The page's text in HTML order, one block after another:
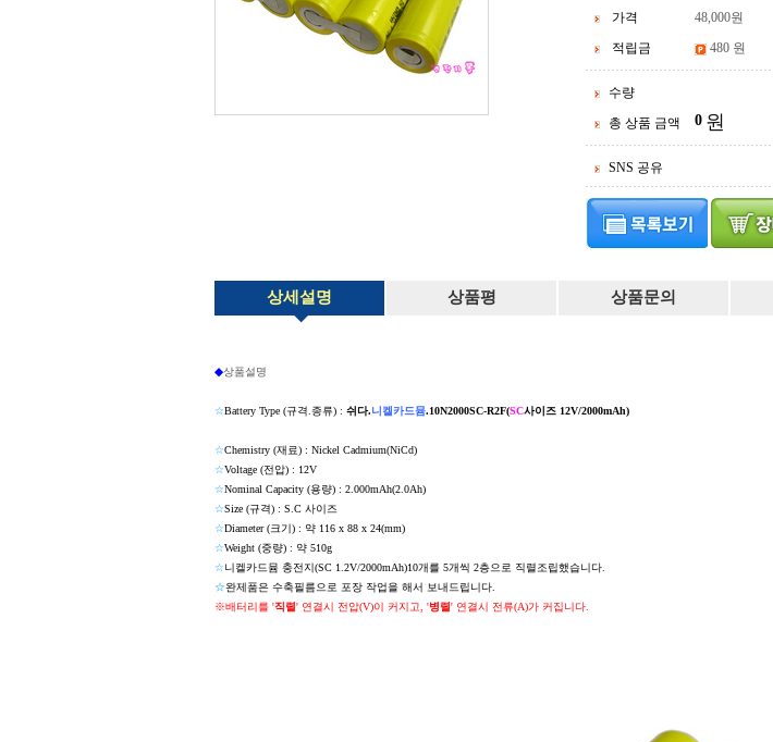
가격
48,000원
적립금
480 원
수량
총 상품 금액
0 원
SNS 공유
상세설명 상품평 상품문의
◆상품설명
☆Battery Type (규격.종류) : 쉬다.니켈카드뮴.10N2000SC-R2F(SC사이즈 12V/2000mAh)
☆Chemistry (재료) : Nickel Cadmium(NiCd)
☆Voltage (전압) : 12V
☆Nominal Capacity (용량) : 2.000mAh(2.0Ah)
☆Size (규격) : S.C 사이즈
☆Diameter (크기) : 약 116 x 88 x 24(mm)
☆Weight (중량) : 약 510g
☆니켈카드뮴 충전지(SC 1.2V/2000mAh)10개를 5개씩 2층으로 직렬조립했습니다.
☆완제품은 수축필름으로 포장 작업을 해서 보내드립니다.
※배터리를 '직렬' 연결시 전압(V)이 커지고, '병렬' 연결시 전류(A)가 커집니다.